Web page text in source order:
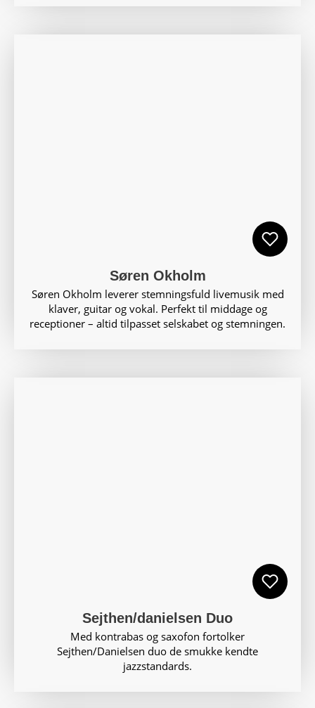
Søren Okholm
Søren Okholm leverer stemningsfuld livemusik med
klaver, guitar og vokal. Perfekt til middage og
receptioner – altid tilpasset selskabet og stemningen.
Sejthen/danielsen Duo
Med kontrabas og saxofon fortolker
Sejthen/Danielsen duo de smukke kendte
jazzstandards.